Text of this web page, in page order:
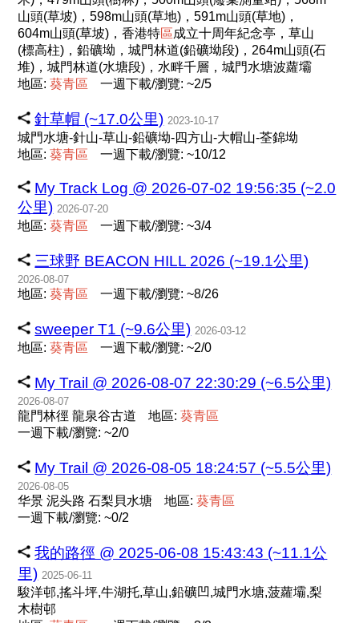
山頭(草坡)，598m山頭(草地)，591m山頭(草地)，
604m山頭(草坡)，香港特區成立十周年紀念亭，草山
(標高柱)，鉛礦坳，城門林道(鉛礦坳段)，264m山頭(石
堆)，城門林道(水塘段)，水畔千層，城門水塘波蘿壩
地區:葵青區 一週下載/瀏覽: ~2/5
針草帽 (~17.0公里) 2023-10-17
城門水塘-針山-草山-鉛礦坳-四方山-大帽山-荃錦坳
地區:葵青區 一週下載/瀏覽: ~10/12
My Track Log @ 2026-07-02 19:56:35 (~2.0
公里) 2026-07-20
地區:葵青區 一週下載/瀏覽: ~3/4
三球野 BEACON HILL 2026 (~19.1公里)
2026-08-07
地區:葵青區 一週下載/瀏覽: ~8/26
sweeper T1 (~9.6公里) 2026-03-12
地區:葵青區 一週下載/瀏覽: ~2/0
My Trail @ 2026-08-07 22:30:29 (~6.5公里)
2026-08-07
龍門林徑 龍泉谷古道 地區:葵青區
一週下載/瀏覽: ~2/0
My Trail @ 2026-08-05 18:24:57 (~5.5公里)
2026-08-05
华景 泥头路 石梨貝水塘 地區:葵青區
一週下載/瀏覽: ~0/2
我的路徑 @ 2025-06-08 15:43:43 (~11.1公
里) 2025-06-11
駿洋邨,搖斗坪,牛湖托,草山,鉛礦凹,城門水塘,菠蘿壩,梨
木樹邨